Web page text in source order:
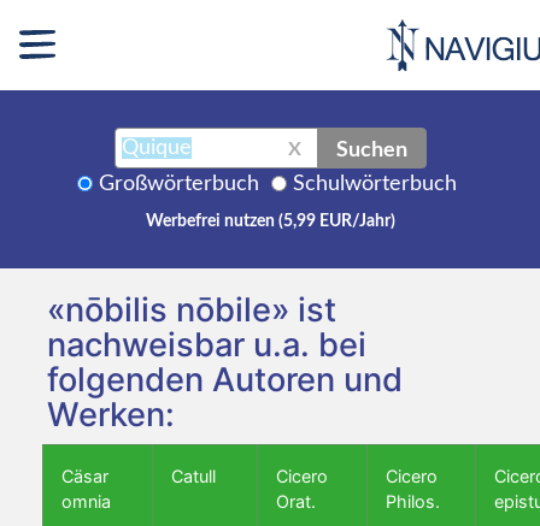
X Suchen
Großwörterbuch Schulwörterbuch
Werbefrei nutzen (5,99 EUR/Jahr)
«nōbilis nōbile» ist
nachweisbar u.a. bei
folgenden Autoren und
Werken:
Cäsar
omnia
Catull
Cicero
Orat.
Cicero
Philos.